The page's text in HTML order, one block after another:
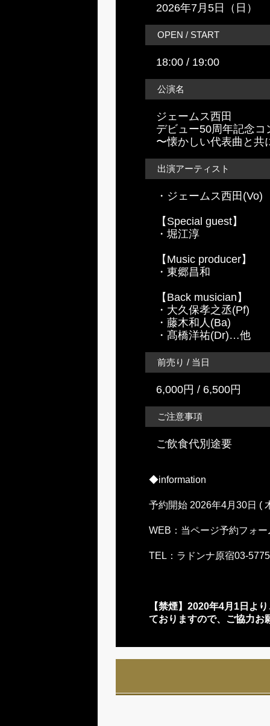
2026年7月5日（日）
OPEN / START
18:00 / 19:00
公演名
ジェームス西田
デビュー50周年記念コ
〜懐かしい代表曲と共
出演アーティスト
・ジェームス西田(Vo)
【Special guest】
・堀江淳
【Music producer】
・東郷昌和
【Back musician】
・大久保孝之丞(Pf)
・藤木和人(Ba)
・髙橋洋祐(Dr)…他
前売り / 当日
6,000円 / 6,500円
ご注意事項
ご飲食代別途要
◆information
予約開始 2026年4月30日 (
WEB：当ページ予約フォ
TEL：ラドンナ原宿03-
【禁煙】2020年4月1日よ
ておりますので、ご協力お